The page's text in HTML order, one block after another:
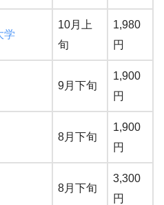
学
10月上
旬
1,980
円
9月下旬
1,900
円
8月下旬
1,900
円
8月下旬
3,300
円